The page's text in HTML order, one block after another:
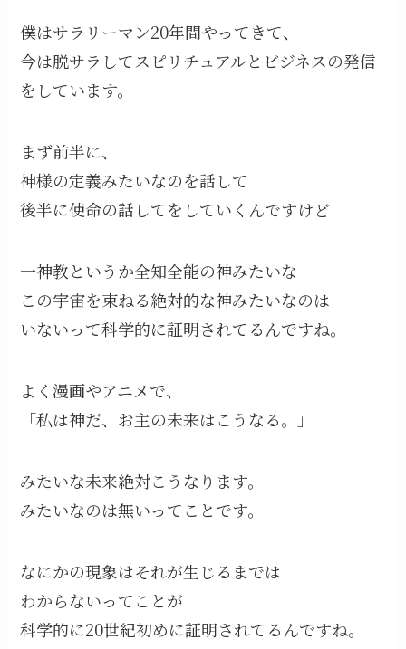
僕はサラリーマン20年間やってきて、
今は脱サラしてスピリチュアルとビジネスの発信
をしています。
まず前半に、
神様の定義みたいなのを話して
後半に使命の話してをしていくんですけど
一神教というか全知全能の神みたいな
この宇宙を束ねる絶対的な神みたいなのは
いないって科学的に証明されてるんですね。
よく漫画やアニメで、
「私は神だ、お主の未来はこうなる。」
みたいな未来絶対こうなります。
みたいなのは無いってことです。
なにかの現象はそれが生じるまでは
わからないってことが
科学的に20世紀初めに証明されてるんですね。